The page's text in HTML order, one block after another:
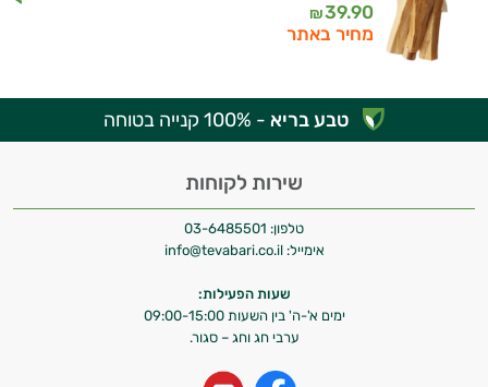
39.90
₪
מחיר באתר
טבע בריא - 100% קנייה בטוחה
שירות לקוחות
טלפון: 03-6485501
אימייל: info@tevabari.co.il
שעות הפעילות:
ימים א'-ה' בין השעות 09:00-15:00
ערבי חג וחג – סגור.
היי,
התשובות שלי מבוססות על מאגרי מידע קליניים
ותזונת הספורט.
אני כאן כדי לעזור לך להתאים את תוספי
התזונה ומוצרי הבריאות המדויקים למטרות
עובדים יחד כדי למקסם תוצאות גם בחיי היום
יום וגם בתחום הכושר והספורט.
המטרה שלי היא להתאים עבורך המלצות